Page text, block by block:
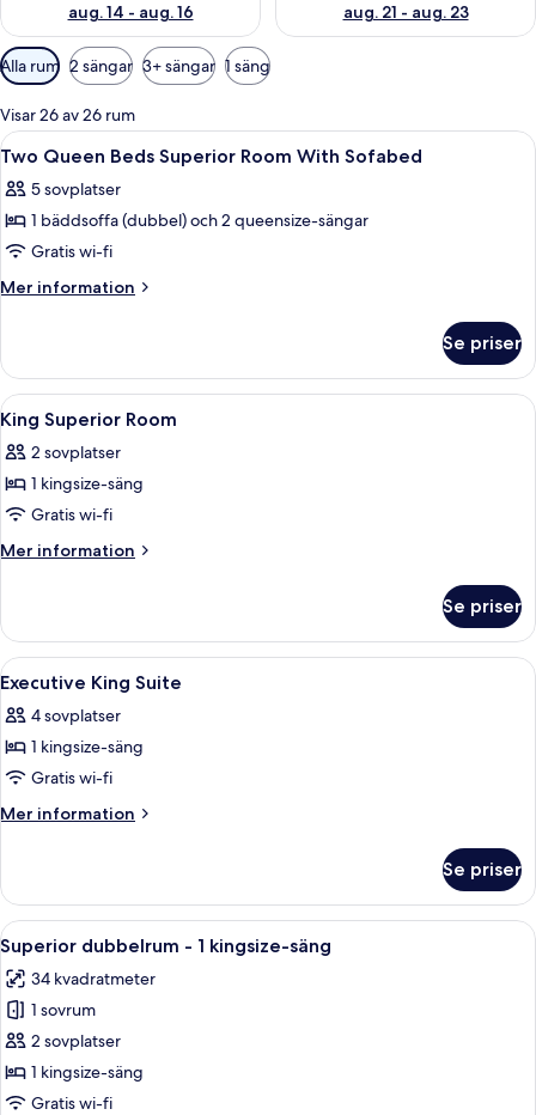
aug. 14 - aug. 16
aug. 21 - aug. 23
Tillgängliga
filter
för
rum
Alla rum 2 sängar 3+ sängar 1 säng
Visar 26 av 26 rum
Öppna
alla
foton
för
Two
Queen
Room
With
Sofabed
Ett hotellrum med två sängar, ett
8
Two Queen Beds Superior Room With Sofabed
5 sovplatser
1 bäddsoffa (dubbel) och 2 queensize-sängar
Gratis wi-fi
Mer information
Mer
Queen
Beds
Superior
Room
With
Sofabed
Se priser
Öppna
alla
foton
för
King
Superior
Ett hotellrum med en stor säng, ett
23
King Superior Room
2 sovplatser
1 kingsize-säng
Gratis wi-fi
Mer information
Mer
Superior
Room
Se priser
Öppna
alla
foton
för
Executive
King
Ett hotellrum med en säng, en stol,
10
Executive King Suite
4 sovplatser
1 kingsize-säng
Gratis wi-fi
Mer information
Mer
King
Suite
Se priser
Öppna
alla
foton
för
Superior
dubbelrum
-
Ett hotellrum med en säng, ett
7
Superior dubbelrum - 1 kingsize-säng
34 kvadratmeter
1 sovrum
2 sovplatser
1 kingsize-säng
Gratis wi-fi